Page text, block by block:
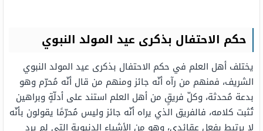
حكم الاحتفال بذكرى عيد المولد النبوي
يختلف أهل العلم في حكم الاحتفال بذكرى عيد المولد النبوي
الشريف، فمنهم من رآه أنّه جائز ومنهم من قال أنّه مُحرّم وهو
بدعة مُحدثة، وكلّ فريقٍ من أهل العلم استند على أدلّةٍ وبراهين
تُثبت كلامه، فالفريق الذي يراه أنّه جائز وليس مُحرّمًا يقولون بأنّه
لا يرتبط بفعلٍ عقائدي، وهو من الأشياء الدنيوية التي لم يرد